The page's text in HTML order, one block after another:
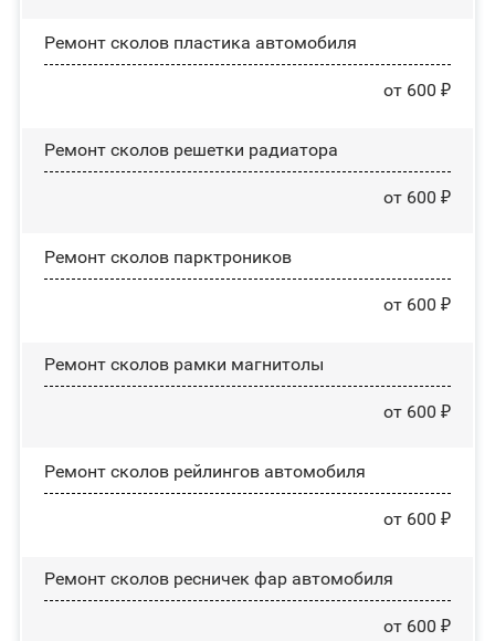
Ремонт сколов пластика автомобиля
от 600 ₽
Ремонт сколов решетки радиатора
от 600 ₽
Ремонт сколов парктроников
от 600 ₽
Ремонт сколов рамки магнитолы
от 600 ₽
Ремонт сколов рейлингов автомобиля
от 600 ₽
Ремонт сколов ресничек фар автомобиля
от 600 ₽